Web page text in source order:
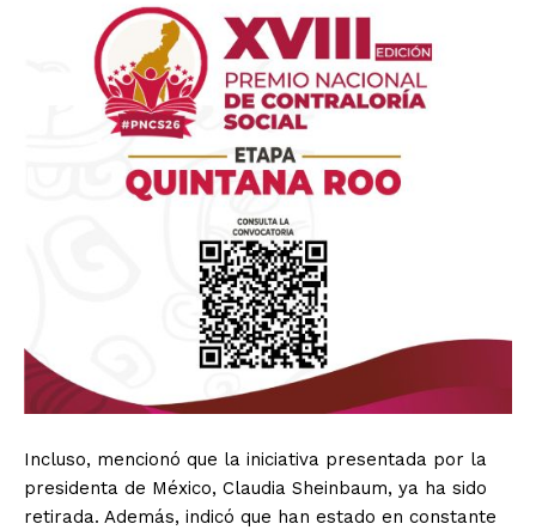
Incluso, mencionó que la iniciativa presentada por la
presidenta de México, Claudia Sheinbaum, ya ha sido
retirada. Además, indicó que han estado en constante